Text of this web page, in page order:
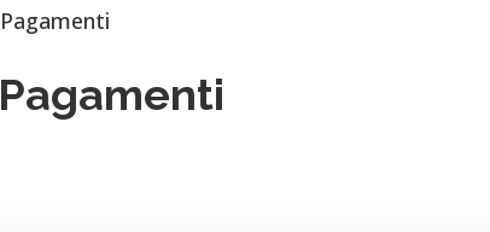
Pagamenti
Pagamenti